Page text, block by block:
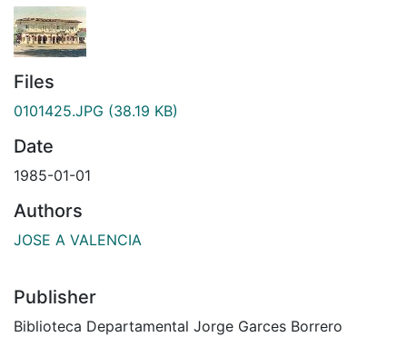
Files
0101425.JPG (38.19 KB)
Date
1985-01-01
Authors
JOSE A VALENCIA
Publisher
Biblioteca Departamental Jorge Garces Borrero